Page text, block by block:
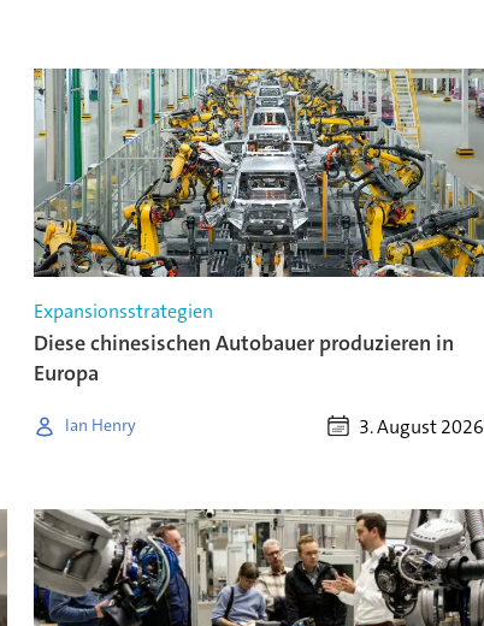
Expansionsstrategien
Diese chinesischen Autobauer produzieren in
Europa
Ian Henry 3. August 2026